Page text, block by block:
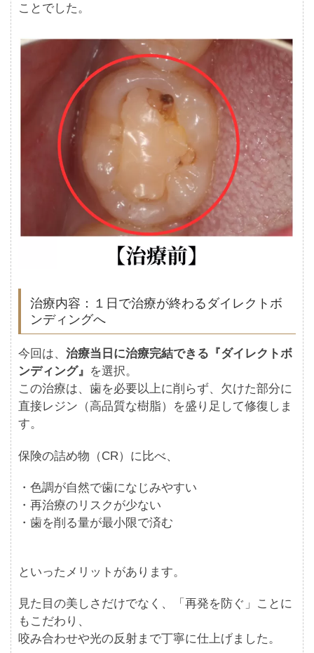
ことでした。
治療内容：１日で治療が終わるダイレクトボ
ンディングへ
今回は、治療当日に治療完結できる『ダイレクトボ
ンディング』 を選択。
この治療は、歯を必要以上に削らず、欠けた部分に
直接レジン（高品質な樹脂）を盛り足して修復しま
す。
保険の詰め物（CR）に比べ、
・色調が自然で歯になじみやすい
・再治療のリスクが少ない
・歯を削る量が最小限で済む
といったメリットがあります。
見た目の美しさだけでなく、「再発を防ぐ」ことに
もこだわり、
咬み合わせや光の反射まで丁寧に仕上げました。